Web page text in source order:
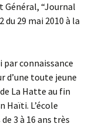
Général, “Journal
du 29 mai 2010 à la
connaissance
d’une toute jeune
La Hatte au fin
Haïti. L’école
3 à 16 ans très